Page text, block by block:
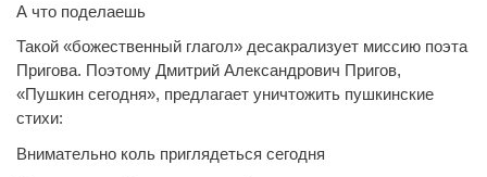
А что поделаешь
Такой «божественный глагол» десакрализует миссию поэта
Пригова. Поэтому Дмитрий Александрович Пригов,
«Пушкин сегодня», предлагает уничтожить пушкинские
стихи:
Внимательно коль приглядеться сегодня